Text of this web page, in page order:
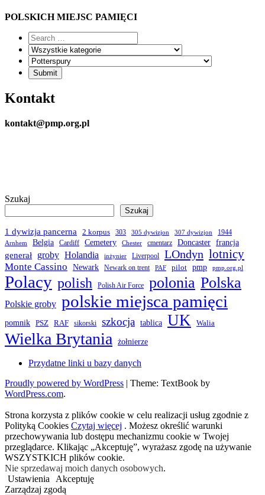
POLSKICH MIEJSC PAMIĘCI
Kontakt
kontakt@pmp.org.pl
Szukaj
Szukaj
1 dywizja pancerna 2 korpus 303 305 dywizjon 307 dywizjon 1944
Arnhem Belgia Cardiff Cemetery Chester cmentarz Doncaster francja
generał
groby Holandia inżynier Liverpool LOndyn lotnicy
Monte Cassino Newark Newark on trent PAF pilot pmp pmp.org.pl
Polacy polish Polish Air Force polonia Polska
Polskie groby polskie miejsca pamięci
pomnik PSZ RAF sikorski szkocja tablica UK Walia
Wielka Brytania żołnierze
Przydatne linki u bazy danych
Proudly powered by WordPress | Theme: TextBook by
WordPress.com.
Strona korzysta z plików cookie w celu realizacji usług zgodnie z
Polityką Cookies Czytaj więcej . Możesz określić warunki
przechowywania lub dostępu mechanizmu cookie w Twojej
przeglądarce. Klikając „Akceptuję”, wyrażasz zgodę na używanie
WSZYSTKICH plików cookie.
Nie sprzedawaj moich danych osobowych.
Ustawienia
Akceptuję
Zarządzaj zgodą